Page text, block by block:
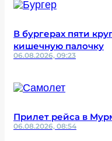
В бургерах пяти
кишечную палочку
06.08.2026, 09:23
Прилет рейса в
06.08.2026, 08:54